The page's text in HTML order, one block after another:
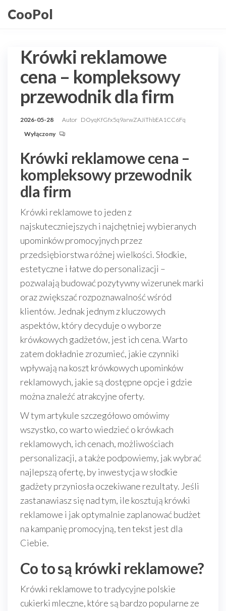
doCooPol
Krówki reklamowe
cena – kompleksowy
przewodnik dla firm
2026-05-28 Autor DOyqKfGfx5q9arwZAJiThbEA1CC6Fq
Wyłączony
Krówki reklamowe cena –
kompleksowy przewodnik
dla firm
Krówki reklamowe to jeden z
najskuteczniejszych i najchętniej wybieranych
upominków promocyjnych przez
przedsiębiorstwa różnej wielkości. Słodkie,
estetyczne i łatwe do personalizacji –
pozwalają budować pozytywny wizerunek marki
oraz zwiększać rozpoznawalność wśród
klientów. Jednak jednym z kluczowych
aspektów, który decyduje o wyborze
krówkowych gadżetów, jest ich cena. Warto
zatem dokładnie zrozumieć, jakie czynniki
wpływają na koszt krówkowych upominków
reklamowych, jakie są dostępne opcje i gdzie
można znaleźć atrakcyjne oferty.
W tym artykule szczegółowo omówimy
wszystko, co warto wiedzieć o krówkach
reklamowych, ich cenach, możliwościach
personalizacji, a także podpowiemy, jak wybrać
najlepszą ofertę, by inwestycja w słodkie
gadżety przyniosła oczekiwane rezultaty. Jeśli
zastanawiasz się nad tym, ile kosztują krówki
reklamowe i jak optymalnie zaplanować budżet
na kampanię promocyjną, ten tekst jest dla
Ciebie.
Co to są krówki reklamowe?
Krówki reklamowe to tradycyjne polskie
cukierki mleczne, które są bardzo popularne ze